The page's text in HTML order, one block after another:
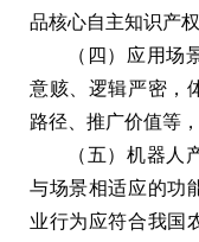
品核心自主知识产
（四）应用场
意赅、逻辑严密，
路径、推广价值等
（五）机器人
与场景相适应的功
业行为应符合我国